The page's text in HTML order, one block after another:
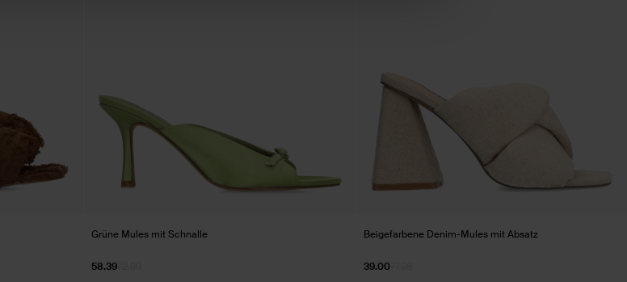
Grüne Mules mit Schnalle
58.39
Beigefarbene Denim-Mules mit Absatz
77.98
39.00